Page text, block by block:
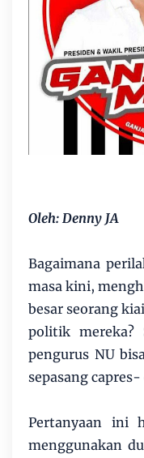
Oleh: Denny JA
Bagaimana
masa kini,
besar seorang
politik mereka?
pengurus NU
sepasang capres-
Pertanyaan ini
menggunakan